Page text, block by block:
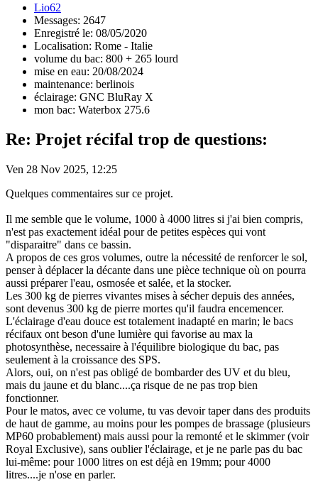
Lio62
Messages: 2647
Enregistré le: 08/05/2020
Localisation: Rome - Italie
volume du bac: 800 + 265 lourd
mise en eau: 20/08/2024
maintenance: berlinois
éclairage: GNC BluRay X
mon bac: Waterbox 275.6
Re: Projet récifal trop de questions:
Ven 28 Nov 2025, 12:25
Quelques commentaires sur ce projet.
Il me semble que le volume, 1000 à 4000 litres si j'ai bien compris,
n'est pas exactement idéal pour de petites espèces qui vont
"disparaitre" dans ce bassin.
A propos de ces gros volumes, outre la nécessité de renforcer le sol,
penser à déplacer la décante dans une pièce technique où on pourra
aussi préparer l'eau, osmosée et salée, et la stocker.
Les 300 kg de pierres vivantes mises à sécher depuis des années,
sont devenus 300 kg de pierre mortes qu'il faudra encemencer.
L'éclairage d'eau douce est totalement inadapté en marin; le bacs
récifaux ont beson d'une lumière qui favorise au max la
photosynthèse, necessaire à l'équilibre biologique du bac, pas
seulement à la croissance des SPS.
Alors, oui, on n'est pas obligé de bombarder des UV et du bleu,
mais du jaune et du blanc....ça risque de ne pas trop bien
fonctionner.
Pour le matos, avec ce volume, tu vas devoir taper dans des produits
de haut de gamme, au moins pour les pompes de brassage (plusieurs
MP60 probablement) mais aussi pour la remonté et le skimmer (voir
Royal Exclusive), sans oublier l'éclairage, et je ne parle pas du bac
lui-même: pour 1000 litres on est déjà en 19mm; pour 4000
litres....je n'ose en parler.